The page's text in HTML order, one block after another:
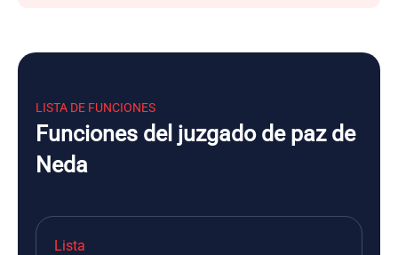
LISTA DE FUNCIONES
Funciones del juzgado de paz de
Neda
Lista